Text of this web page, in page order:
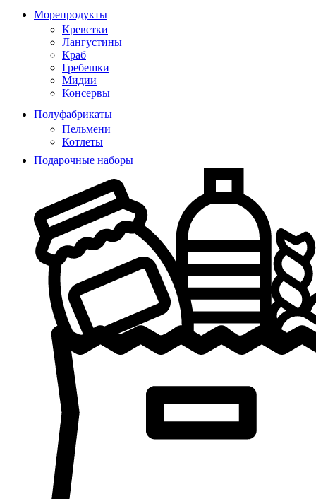
Морепродукты
Креветки
Лангустины
Краб
Гребешки
Мидии
Консервы
Полуфабрикаты
Пельмени
Котлеты
Подарочные наборы